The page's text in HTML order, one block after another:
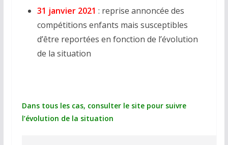
31 janvier 2021 : reprise annoncée des
compétitions enfants mais susceptibles
d’être reportées en fonction de l’évolution
de la situation
Dans tous les cas, consulter le site pour suivre
l’évolution de la situation